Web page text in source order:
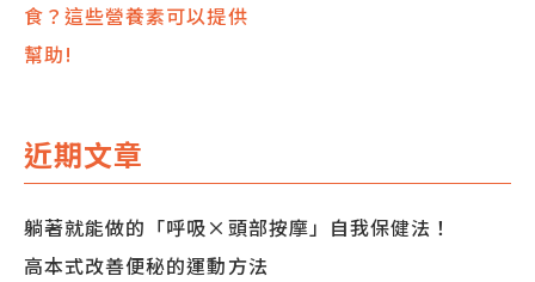
章
覽
食？這些營養素可以提供
幫助!
近期文章
躺著就能做的「呼吸×頭部按摩」自我保健法！
高本式改善便秘的運動方法